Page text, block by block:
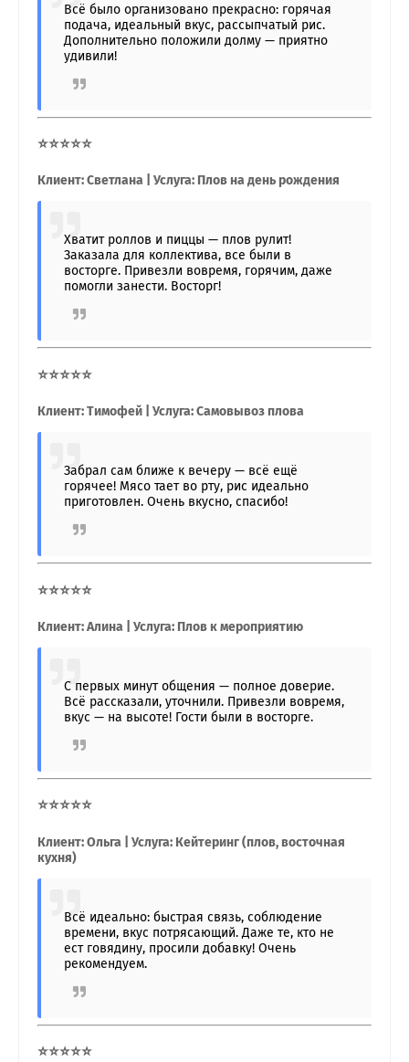
Всё было организовано прекрасно: горячая
подача, идеальный вкус, рассыпчатый рис.
Дополнительно положили долму — приятно
удивили!
⭐⭐⭐⭐⭐
Клиент: Светлана | Услуга: Плов на день рождения
Хватит роллов и пиццы — плов рулит!
Заказала для коллектива, все были в
восторге. Привезли вовремя, горячим, даже
помогли занести. Восторг!
⭐⭐⭐⭐⭐
Клиент: Тимофей | Услуга: Самовывоз плова
Забрал сам ближе к вечеру — всё ещё
горячее! Мясо тает во рту, рис идеально
приготовлен. Очень вкусно, спасибо!
⭐⭐⭐⭐⭐
Клиент: Алина | Услуга: Плов к мероприятию
С первых минут общения — полное доверие.
Всё рассказали, уточнили. Привезли вовремя,
вкус — на высоте! Гости были в восторге.
⭐⭐⭐⭐⭐
Клиент: Ольга | Услуга: Кейтеринг (плов, восточная
кухня)
Всё идеально: быстрая связь, соблюдение
времени, вкус потрясающий. Даже те, кто не
ест говядину, просили добавку! Очень
рекомендуем.
⭐⭐⭐⭐⭐